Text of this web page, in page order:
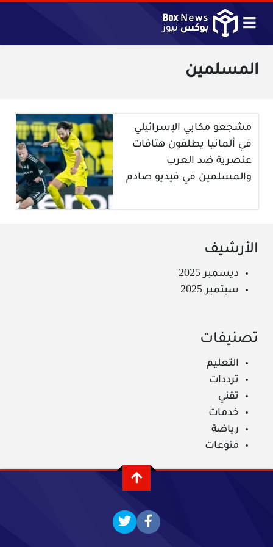
المسلمين
مشجعو مكابي الإسرائيلي
في ألمانيا يطلقون هتافات
عنصرية ضد العرب
والمسلمين في فيديو صادم
الأرشيف
ديسمبر 2025
سبتمبر 2025
تصنيفات
التعليم
ترددات
تقني
خدمات
رياضة
منوعات